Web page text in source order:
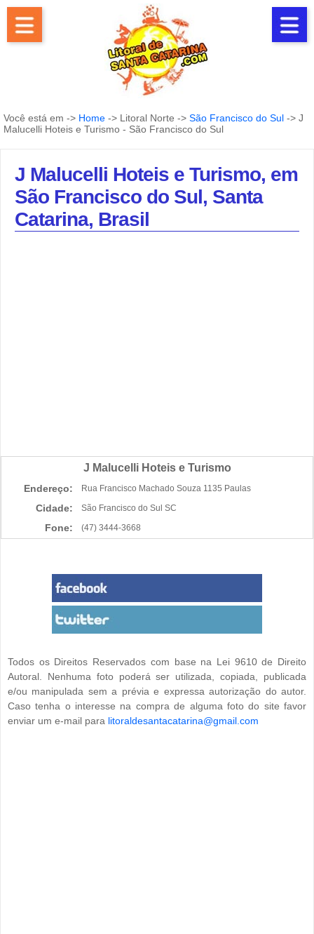
Você está em -> Home -> Litoral Norte -> São Francisco do Sul -> J
Malucelli Hoteis e Turismo - São Francisco do Sul
J Malucelli Hoteis e Turismo, em
São Francisco do Sul, Santa
Catarina, Brasil
J Malucelli Hoteis e Turismo
Endereço: Rua Francisco Machado Souza 1135 Paulas
Cidade: São Francisco do Sul SC
Fone: (47) 3444-3668
Todos os Direitos Reservados com base na Lei 9610 de Direito
Autoral. Nenhuma foto poderá ser utilizada, copiada, publicada
e/ou manipulada sem a prévia e expressa autorização do autor.
Caso tenha o interesse na compra de alguma foto do site favor
enviar um e-mail para litoraldesantacatarina@gmail.com